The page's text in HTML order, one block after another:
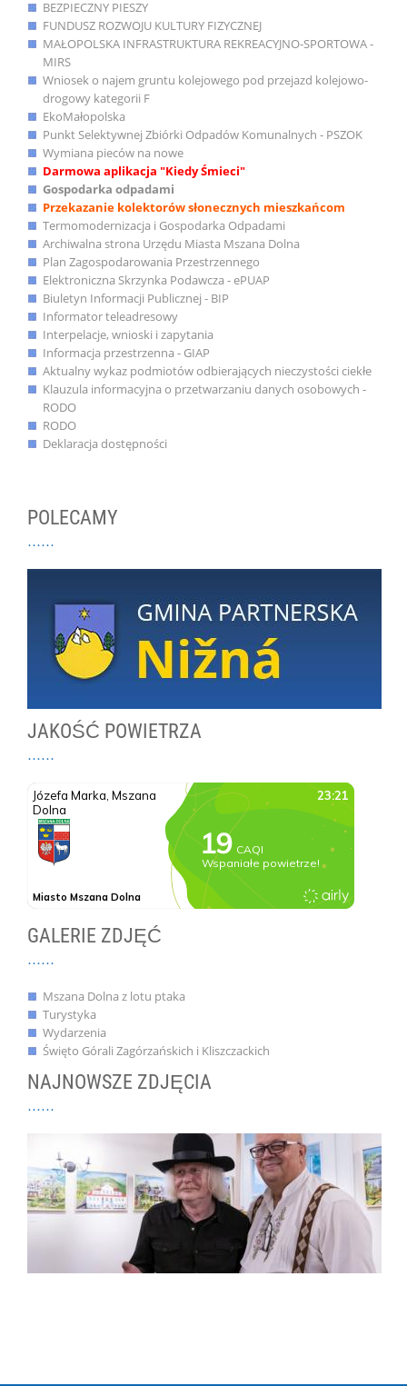
BEZPIECZNY PIESZY
FUNDUSZ ROZWOJU KULTURY FIZYCZNEJ
MAŁOPOLSKA INFRASTRUKTURA REKREACYJNO-SPORTOWA -
MIRS
Wniosek o najem gruntu kolejowego pod przejazd kolejowo-
drogowy kategorii F
EkoMałopolska
Punkt Selektywnej Zbiórki Odpadów Komunalnych - PSZOK
Wymiana pieców na nowe
Darmowa aplikacja "Kiedy Śmieci"
Gospodarka odpadami
Przekazanie kolektorów słonecznych mieszkańcom
Termomodernizacja i Gospodarka Odpadami
Archiwalna strona Urzędu Miasta Mszana Dolna
Plan Zagospodarowania Przestrzennego
Elektroniczna Skrzynka Podawcza - ePUAP
Biuletyn Informacji Publicznej - BIP
Informator teleadresowy
Interpelacje, wnioski i zapytania
Informacja przestrzenna - GIAP
Aktualny wykaz podmiotów odbierających nieczystości ciekłe
Klauzula informacyjna o przetwarzaniu danych osobowych -
RODO
RODO
Deklaracja dostępności
POLECAMY
JAKOŚĆ POWIETRZA
GALERIE ZDJĘĆ
Mszana Dolna z lotu ptaka
Turystyka
Wydarzenia
Święto Górali Zagórzańskich i Kliszczackich
NAJNOWSZE ZDJĘCIA